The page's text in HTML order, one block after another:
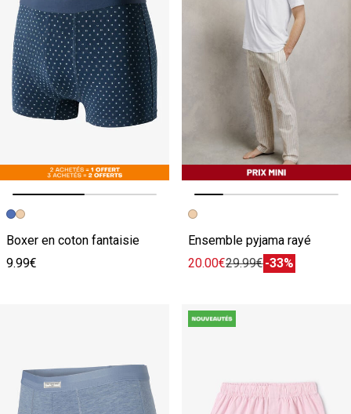
Image précédente
Image suivante
Boxer en coton fantaisie
9.99€
Image précédente
Image suivante
Ensemble pyjama rayé
20.00€29.99€-33%